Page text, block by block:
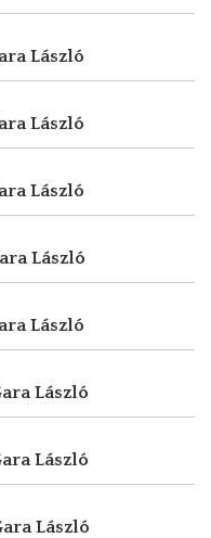
László
László
László
László
László
László
László
László